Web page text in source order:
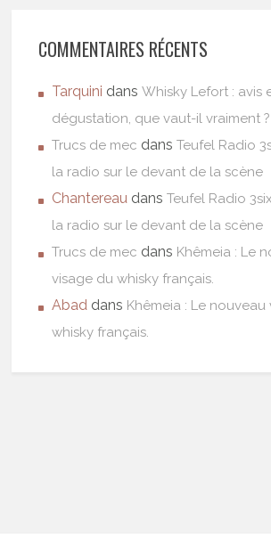
COMMENTAIRES RÉCENTS
Tarquini dansWhisky Lefort : avis
dégustation, que vaut-il vraiment ?
Trucs de mec dansTeufel Radio
la radio sur le devant de la scène
Chantereau dansTeufel Radio
la radio sur le devant de la scène
Trucs de mec dans Khêmeia : Le
visage du whisky français.
Abad dans Khêmeia : Le
whisky français.